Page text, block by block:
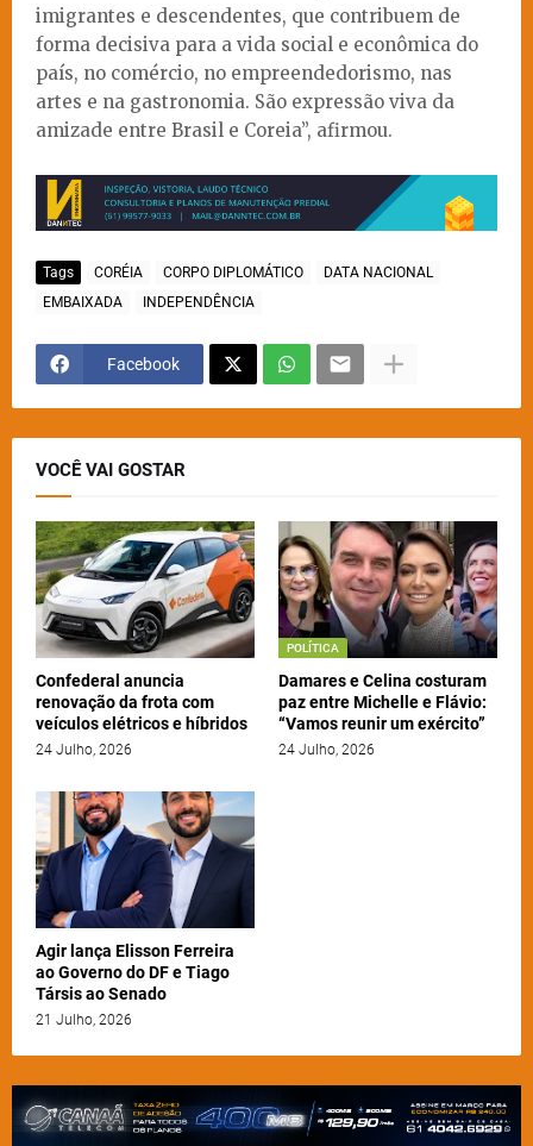
imigrantes e descendentes, que contribuem de
forma decisiva para a vida social e econômica do
país, no comércio, no empreendedorismo, nas
artes e na gastronomia. São expressão viva da
amizade entre Brasil e Coreia”, afirmou.
Tags CORÉIA CORPO DIPLOMÁTICO
DATA NACIONAL
EMBAIXADA
INDEPENDÊNCIA
Facebook
VOCÊ VAI GOSTAR
Confederal anuncia
renovação da frota com
veículos elétricos e híbridos
24 Julho, 2026
POLÍTICA
Damares e Celina costuram
paz entre Michelle e Flávio:
“Vamos reunir um exército”
24 Julho, 2026
Agir lança Elisson Ferreira
ao Governo do DF e Tiago
Társis ao Senado
21 Julho, 2026